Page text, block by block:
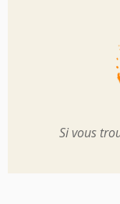
Si vous